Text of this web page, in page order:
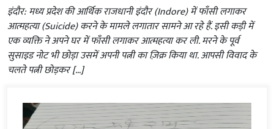
इंदौर: मध्य प्रदेश की आर्थिक राजधानी इंदौर (Indore) में फाँसी लगाकर
आत्महत्या (Suicide) करने के मामले लगातार सामने आ रहे हैं. इसी कड़ी में
एक व्यक्ति ने अपने घर में फाँसी लगाकर आत्महत्या कर ली. मरने के पूर्व
सुसाइड नोट भी छोड़ा उसमें अपनी पत्नी का ज़िक्र किया था. आपसी विवाद के
चलते पत्नी छोड़कर […]